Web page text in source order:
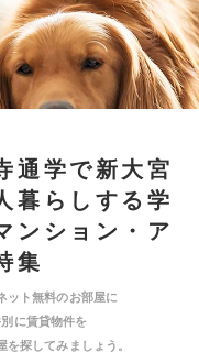
通学で新大宮
暮らしする学
ンション・ア
集
ット無料のお部屋に
に賃貸物件を
探してみましょう。